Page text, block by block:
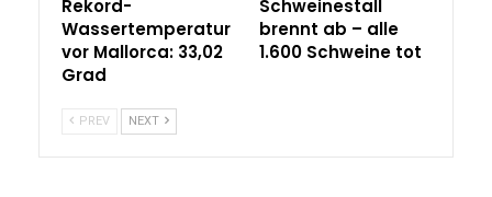
Rekord-
Wassertemperatur
vor Mallorca: 33,02
Grad
Schweinestall
brennt ab – alle
1.600 Schweine tot
PREV NEXT